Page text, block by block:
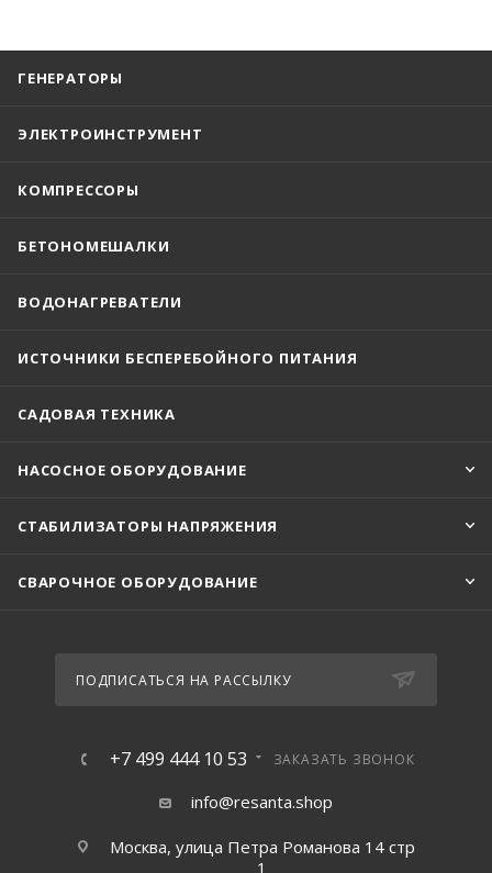
ГЕНЕРАТОРЫ
ЭЛЕКТРОИНСТРУМЕНТ
КОМПРЕССОРЫ
БЕТОНОМЕШАЛКИ
ВОДОНАГРЕВАТЕЛИ
ИСТОЧНИКИ БЕСПЕРЕБОЙНОГО ПИТАНИЯ
САДОВАЯ ТЕХНИКА
НАСОСНОЕ ОБОРУДОВАНИЕ
СТАБИЛИЗАТОРЫ НАПРЯЖЕНИЯ
СВАРОЧНОЕ ОБОРУДОВАНИЕ
ПОДПИСАТЬСЯ НА РАССЫЛКУ
+7 499 444 10 53 ЗАКАЗАТЬ ЗВОНОК
info@resanta.shop
Москва, улица Петра Романова 14 стр
1